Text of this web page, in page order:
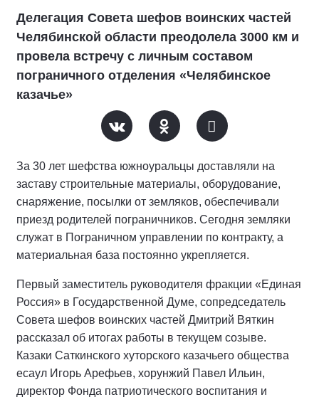
Делегация Совета шефов воинских частей
Челябинской области преодолела 3000 км и
провела встречу с личным составом
пограничного отделения «Челябинское
казачье»
За 30 лет шефства южноуральцы доставляли на
заставу строительные материалы, оборудование,
снаряжение, посылки от земляков, обеспечивали
приезд родителей пограничников. Сегодня земляки
служат в Пограничном управлении по контракту, а
материальная база постоянно укрепляется.
Первый заместитель руководителя фракции «Единая
Россия» в Государственной Думе, сопредседатель
Совета шефов воинских частей Дмитрий Вяткин
рассказал об итогах работы в текущем созыве.
Казаки Саткинского хуторского казачьего общества
есаул Игорь Арефьев, хорунжий Павел Ильин,
директор Фонда патриотического воспитания и